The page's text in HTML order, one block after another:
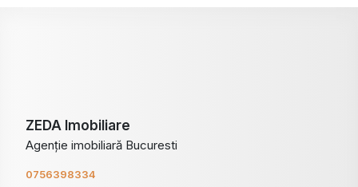
ZEDA Imobiliare
Agenție imobiliară Bucuresti
0756398334